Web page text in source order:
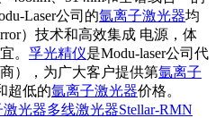
Laser公司的氩离子激光器均
）技术和高效集成 电源，体
。 孚光精仪是Modu-laser公司代
），为广大客户提供第氩离子
超低的氩离子激光器价格。
光器多线激光器Stellar-RMN